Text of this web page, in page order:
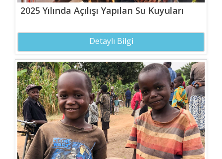
2025 Yılında Açılışı Yapılan Su Kuyuları
Detaylı Bilgi